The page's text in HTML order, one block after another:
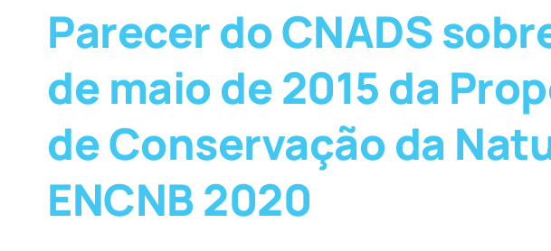
Parecer do CNADS
de maio de 2015 da
de Conservação da
ENCNB 2020